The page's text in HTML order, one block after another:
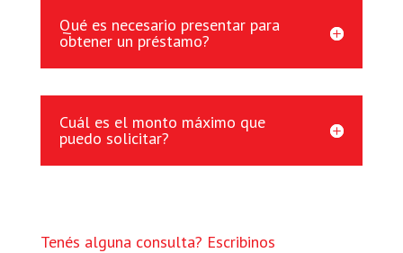
Qué es necesario presentar para
obtener un préstamo?
Cuál es el monto máximo que
puedo solicitar?
Tenés alguna consulta? Escribinos